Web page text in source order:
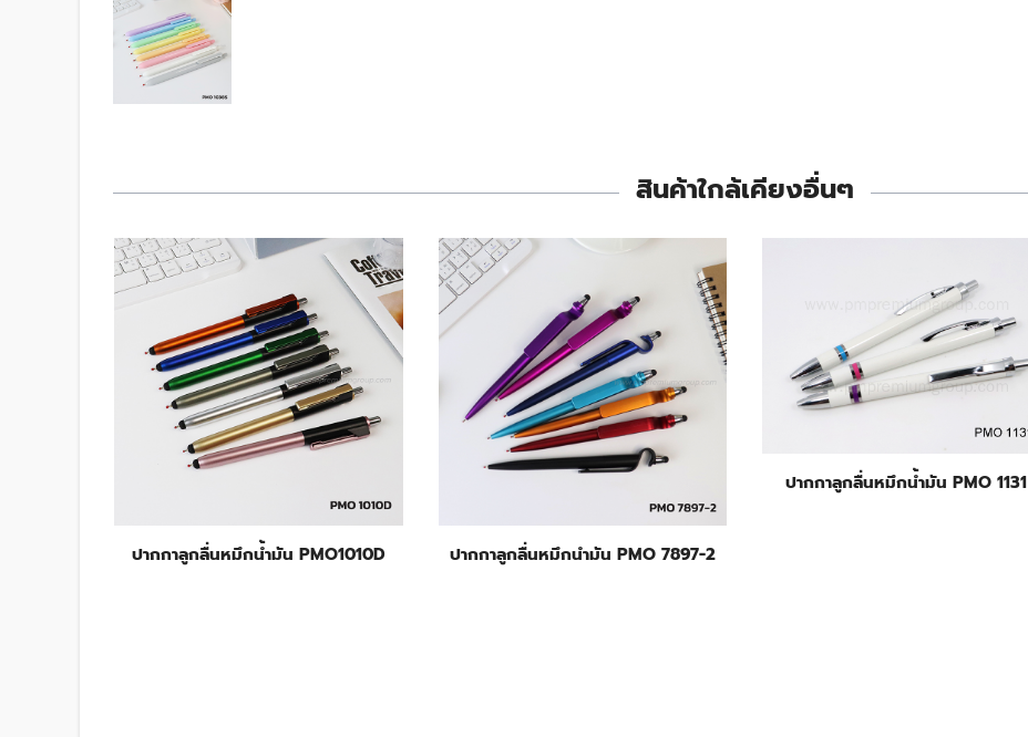
สินค้าใกล้เคียงอื่นๆ
ปากกาลูกลื่นหมึกน้ำมัน PMO1010D ปากกาลูกลื่นหมึกนำมัน PMO 7897-2
ปากกาลูกลื่นหมึกน้ำมัน PMO 1131